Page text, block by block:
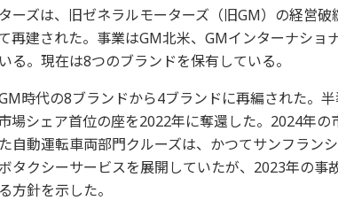
ーズは、旧ゼネラルモーターズ（旧GM）の経営
再建された。事業はGM北米、GMインターナショ
る。現在は8つのブランドを保有している。
時代の8ブランドから4ブランドに再編された。
場シェア首位の座を2022年に奪還した。2024年
自動運転車両部門クルーズは、かつてサンフラン
タクシーサービスを展開していたが、2023年の事
方針を示した。